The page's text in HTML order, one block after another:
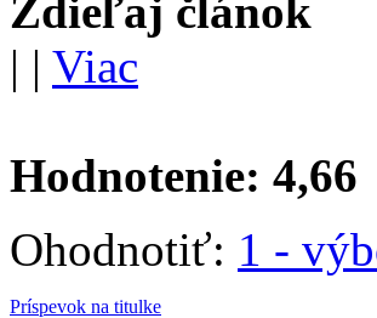
Zdieľaj článok
| | Viac
Hodnotenie: 4,66
Ohodnotiť: 1 -
Príspevok na titulke